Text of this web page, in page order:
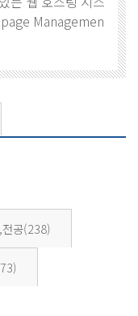
Managemen
공(238)